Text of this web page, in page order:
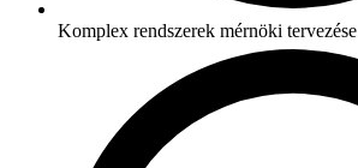
Komplex rendszerek mérnöki tervezése